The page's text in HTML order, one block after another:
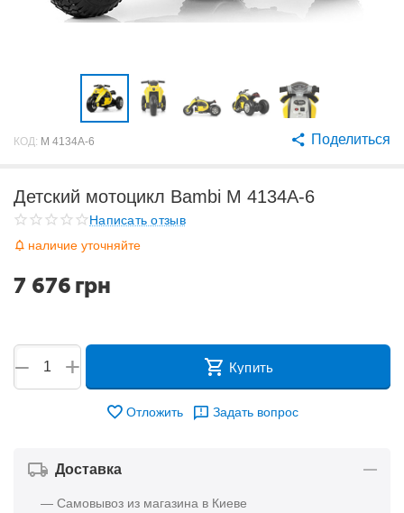
КОД: M 4134A-6 Поделиться
Детский мотоцикл Bambi M 4134A-6
Написать отзыв
наличие уточняйте
7 676 грн
+
− Купить
Отложить Задать вопрос
Доставка
— Самовывоз из магазина в Киеве